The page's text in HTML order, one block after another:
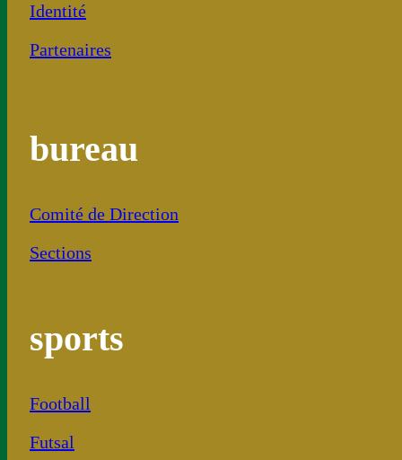
Identité
Partenaires
bureau
Comité de Direction
Sections
sports
Football
Futsal